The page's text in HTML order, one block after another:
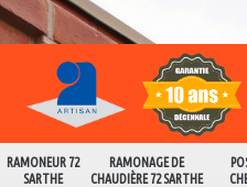
RAMONEUR 72
SARTHE
RAMONAGE DE
CHAUDIÈRE 72 SARTHE